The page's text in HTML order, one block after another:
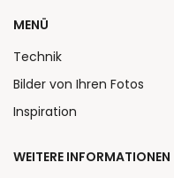
MENÜ
Technik
Bilder von Ihren Fotos
Inspiration
WEITERE INFORMATIONEN